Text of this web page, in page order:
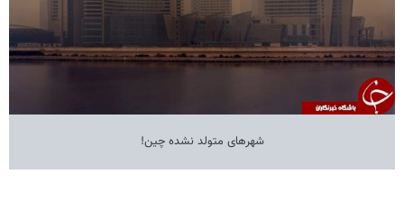
شهرهای متولد نشده چین!